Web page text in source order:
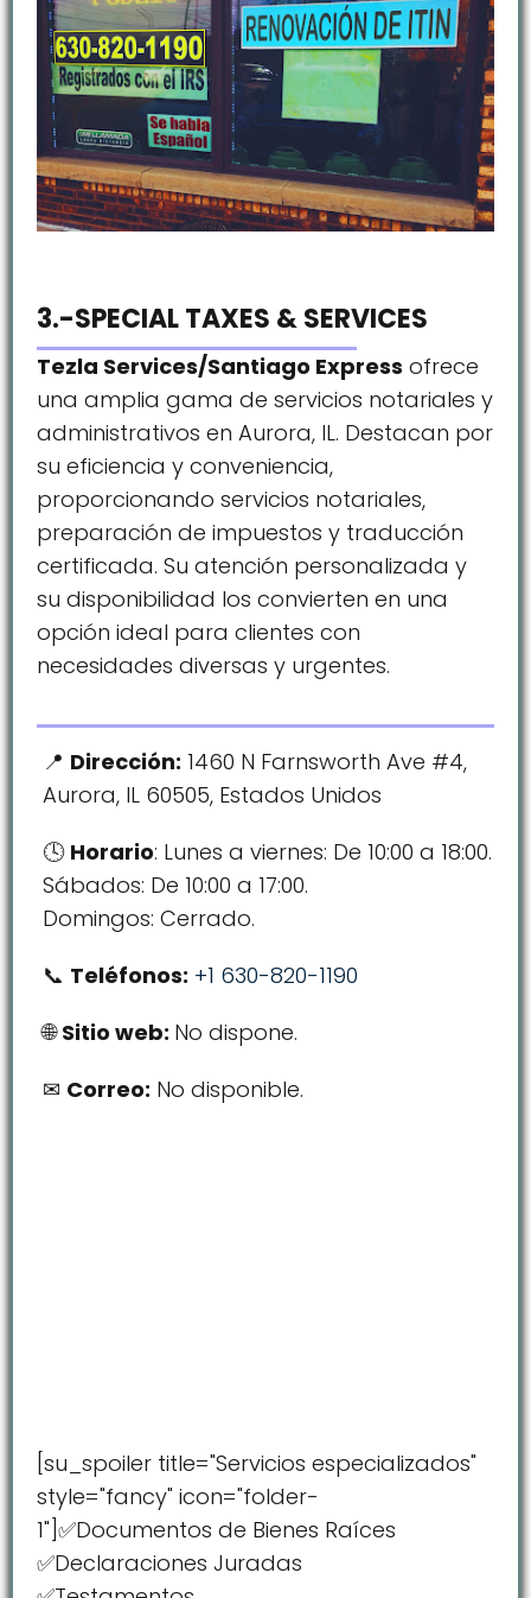
3.-SPECIAL TAXES & SERVICES
Tezla Services/Santiago Express ofrece
una amplia gama de servicios notariales y
administrativos en Aurora, IL. Destacan por
su eficiencia y conveniencia,
proporcionando servicios notariales,
preparación de impuestos y traducción
certificada. Su atención personalizada y
su disponibilidad los convierten en una
opción ideal para clientes con
necesidades diversas y urgentes.
Dirección: 1460 N Farnsworth Ave #4,
Aurora, IL 60505, Estados Unidos
Horario: Lunes a viernes: De 10:00 a 18:00.
Sábados: De 10:00 a 17:00.
Domingos: Cerrado.
Teléfonos: +1 630-820-1190
Sitio web: No dispone.
Correo: No disponible.
[su_spoiler title="Servicios especializados"
style="fancy" icon="folder-
1"]✅Documentos de Bienes Raíces
✅Declaraciones Juradas